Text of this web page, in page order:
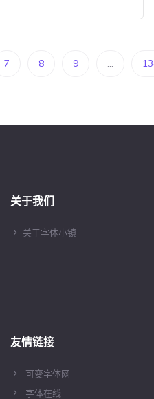
7 8 9 ...
关于我们
关于字体小镇
友情链接
可变字体网
字体在线